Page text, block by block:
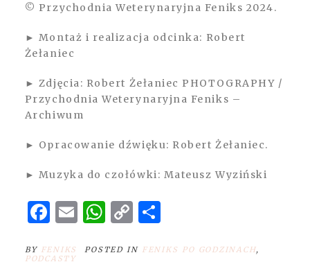
© Przychodnia Weterynaryjna Feniks 2024.
► Montaż i realizacja odcinka: Robert
Żełaniec
► Zdjęcia: Robert Żełaniec PHOTOGRAPHY /
Przychodnia Weterynaryjna Feniks –
Archiwum
► Opracowanie dźwięku: Robert Żełaniec.
► Muzyka do czołówki: Mateusz Wyziński
Facebook
Email
WhatsApp
Copy
Link
Share
BY FENIKS POSTED IN FENIKS PO GODZINACH,
PODCASTY